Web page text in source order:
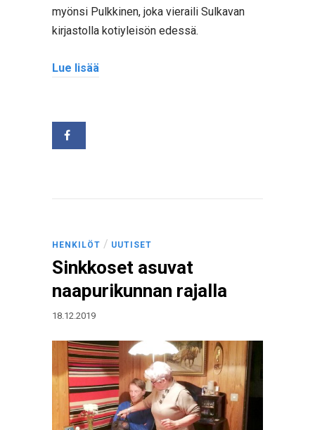
myönsi Pulkkinen, joka vieraili Sulkavan
kirjastolla kotiyleisön edessä.
Lue lisää
HENKILÖT / UUTISET
Sinkkoset asuvat
naapurikunnan rajalla
18.12.2019